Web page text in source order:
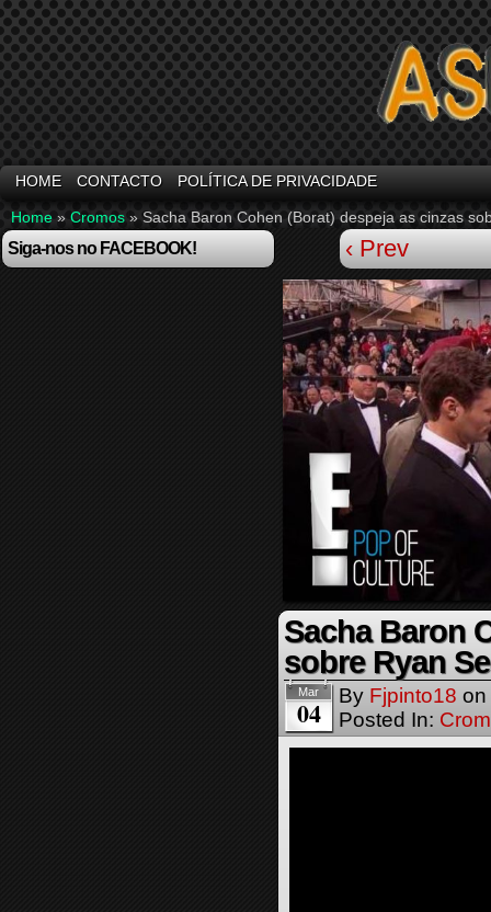
HOME CONTACTO POLÍTICA DE PRIVACIDADE
Home » Cromos » Sacha Baron Cohen (Borat) despeja as cinzas
Siga-nos no FACEBOOK! ‹ Prev
Sacha Baron
sobre Ryan
Mar
04 By Fjpinto18 on
Posted In: